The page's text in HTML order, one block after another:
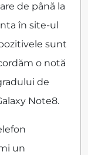
de până la
în site-ul
sunt
o notă
de
Note8.
un